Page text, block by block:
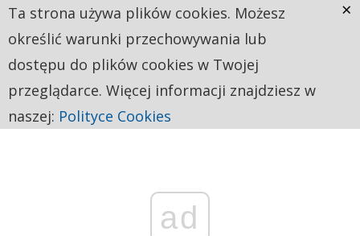
ad
Ta strona używa plików cookies. Możesz
określić warunki przechowywania lub
dostępu do plików cookies w Twojej
przeglądarce. Więcej informacji znajdziesz w
naszej: Polityce Cookies
×